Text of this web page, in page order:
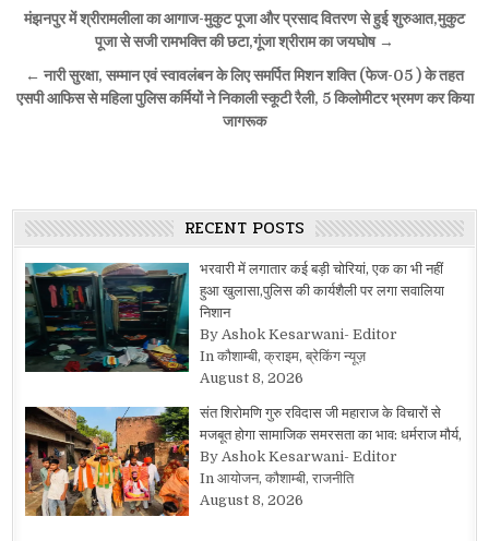
Post
navigation
मंझनपुर में श्रीरामलीला का आगाज-मुकुट पूजा और प्रसाद वितरण से हुई शुरुआत,मुकुट
पूजा से सजी रामभक्ति की छटा,गूंजा श्रीराम का जयघोष →
← नारी सुरक्षा, सम्मान एवं स्वावलंबन के लिए समर्पित मिशन शक्ति (फेज-05 ) के तहत
एसपी आफिस से महिला पुलिस कर्मियों ने निकाली स्कूटी रैली, 5 किलोमीटर भ्रमण कर किया
जागरूक
RECENT POSTS
भरवारी में लगातार कई बड़ी चोरियां, एक का भी नहीं
हुआ खुलासा,पुलिस की कार्यशैली पर लगा सवालिया
निशान
By Ashok Kesarwani- Editor
In कौशाम्बी, क्राइम, ब्रेकिंग न्यूज़
August 8, 2026
संत शिरोमणि गुरु रविदास जी महाराज के विचारों से
मजबूत होगा सामाजिक समरसता का भाव: धर्मराज मौर्य,
By Ashok Kesarwani- Editor
In आयोजन, कौशाम्बी, राजनीति
August 8, 2026